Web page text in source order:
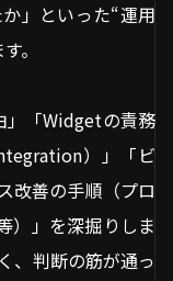
」といった“運用
。
「Widgetの責務
）」「ビ
改善の手順（プロ
）」を深掘りしま
、判断の筋が通っ